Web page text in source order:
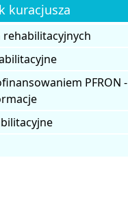
kuracjusza
PFRON -